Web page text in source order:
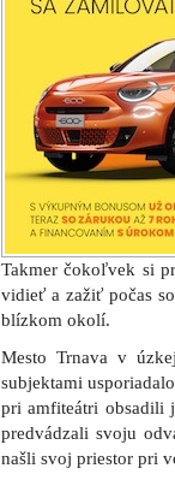
predvádzali svoju
našli svoj priestor pri